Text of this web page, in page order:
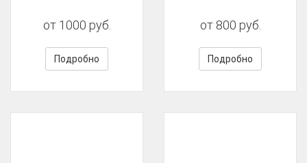
от 1000 руб.
Подробно
от 800 руб.
Подробно